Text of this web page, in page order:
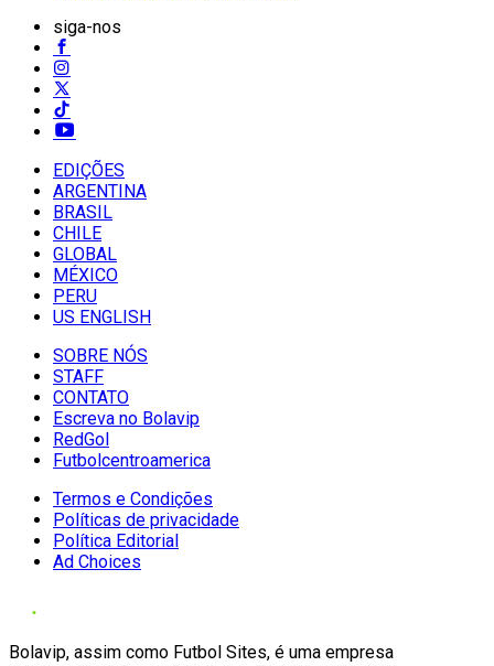
siga-nos
EDIÇÕES
ARGENTINA
BRASIL
CHILE
GLOBAL
MÉXICO
PERU
US ENGLISH
SOBRE NÓS
STAFF
CONTATO
Escreva no Bolavip
RedGol
Futbolcentroamerica
Termos e Condições
Políticas de privacidade
Política Editorial
Ad Choices
Bolavip, assim como Futbol Sites, é uma empresa